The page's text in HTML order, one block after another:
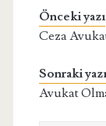
Önceki yazı
Ceza
Sonraki yazı
Avukat